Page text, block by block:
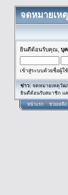
จดหมายเห
ยินดีต้อนรับคุณ, บุ
เข้าสู่ระบบด้วยชื่อผู้ใ
ข่าว: จดหมายเหตุวัฒ
ยินดีต้อนรับสมาชิก แ
หน้าแรก ช่วยเหลือ